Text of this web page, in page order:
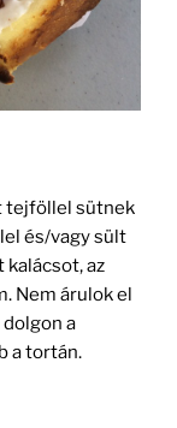
tejföllel sütnek
és/vagy sült
az
Nem árulok el
a
a tortán.